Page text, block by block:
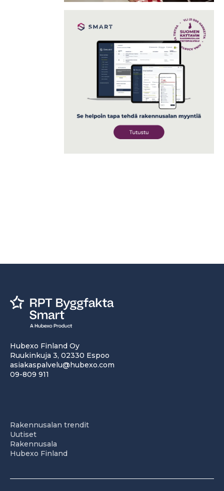
Hubexo Finland Oy
Ruukinkuja 3, 02330 Espoo
asiakaspalvelu@hubexo.com
09-809 911
Rakennusalan trendit
Uutiset
Rakennusala
Hubexo Finland